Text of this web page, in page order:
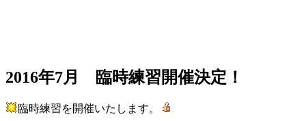
2016年7月 臨時練習開催決定！
臨時練習を開催いたします。